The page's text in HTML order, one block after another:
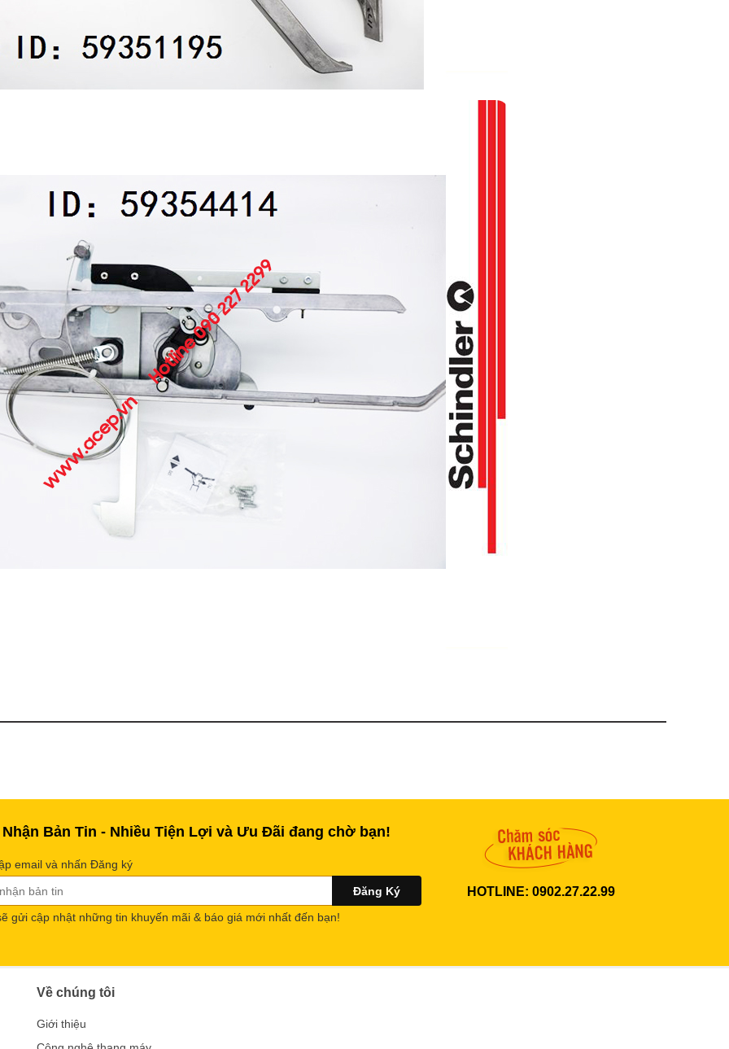
Bản Tin - Nhiều Tiện Lợi và Ưu Đãi đang chờ bạn!
email và nhấn Đăng ký
gửi cập nhật những tin khuyến mãi & báo giá mới nhất đến bạn!
HOTLINE: 0902.27.22.99
Về chúng tôi
Giới thiệu